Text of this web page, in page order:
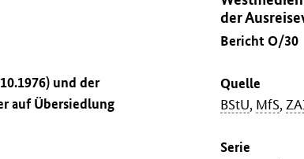
der
Bericht O/30
Quelle
BStU, MfS,
Serie
und der
auf Übersiedlung